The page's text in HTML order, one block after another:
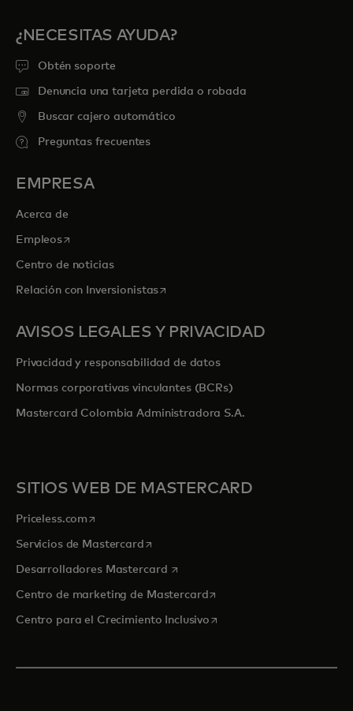
¿NECESITAS AYUDA?
Obtén soporte
Denuncia una tarjeta perdida o robada
Buscar cajero automático
Preguntas frecuentes
EMPRESA
Acerca de
Empleosse abre en una pestaña nueva
Centro de noticias
Relación con Inversionistasse abre en una pestaña nueva
AVISOS LEGALES Y PRIVACIDAD
Privacidad y responsabilidad de datos
Normas corporativas vinculantes (BCRs)
Mastercard Colombia Administradora S.A.
SITIOS WEB DE MASTERCARD
Priceless.com se abre en una pestaña nueva
Servicios de Mastercardse abre en una pestaña nueva
Desarrolladores Mastercard se abre en una pestaña nueva
Centro de marketing de Mastercardse abre en una pestaña
Centro para el Crecimiento Inclusivose abre en una pestaña